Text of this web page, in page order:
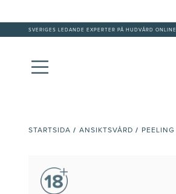
SVERIGES LEDANDE EXPERTER PÅ HUDVÅRD ONLINE
STARTSIDA / ANSIKTSVÅRD / PEELING